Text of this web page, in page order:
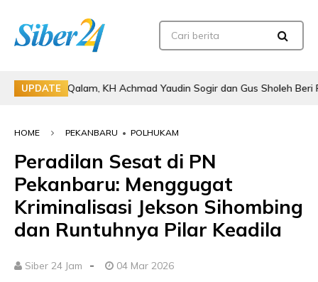
UPDATE
Qalam, KH Achmad Yaudin Sogir dan Gus Sholeh Beri Pesan
HOME PEKANBARU • POLHUKAM
Peradilan Sesat di PN
Pekanbaru: Menggugat
Kriminalisasi Jekson Sihombing
dan Runtuhnya Pilar Keadila
Siber 24 Jam - 04 Mar 2026